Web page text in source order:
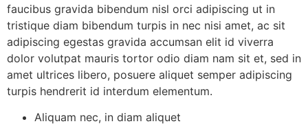
faucibus gravida bibendum nisl orci adipiscing ut in
tristique diam bibendum turpis in nec nisi amet, ac sit
adipiscing egestas gravida accumsan elit id viverra
dolor volutpat mauris tortor odio diam nam sit et, sed in
amet ultrices libero, posuere aliquet semper adipiscing
turpis hendrerit id interdum elementum.
Aliquam nec, in diam aliquet